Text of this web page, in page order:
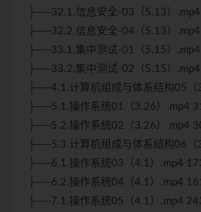
├──32.1.信息安全-03（5.13）
├──32.2.信息安全-04（5.13）
├──33.1.集中测试-01（5.15）
├──33.2.集中测试-02（5.15）
├──4.1.计算机组成与体系结构05
├──5.1.操作系统01（3.26）.mp4
├──5.2.操作系统02（3.26）.mp4
├──5.3.计算机组成与体系结构06
├──6.1.操作系统03（4.1）.mp4
├──6.2.操作系统04（4.1）.mp4
├──7.1.操作系统05（4.1）.mp4